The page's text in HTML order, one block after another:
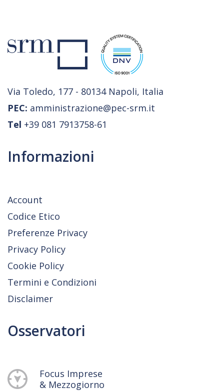
Via Toledo, 177 - 80134 Napoli, Italia
PEC: amministrazione@pec-srm.it
Tel +39 081 7913758-61
Informazioni
Account
Codice Etico
Preferenze Privacy
Privacy Policy
Cookie Policy
Termini e Condizioni
Disclaimer
Osservatori
Focus Imprese
& Mezzogiorno